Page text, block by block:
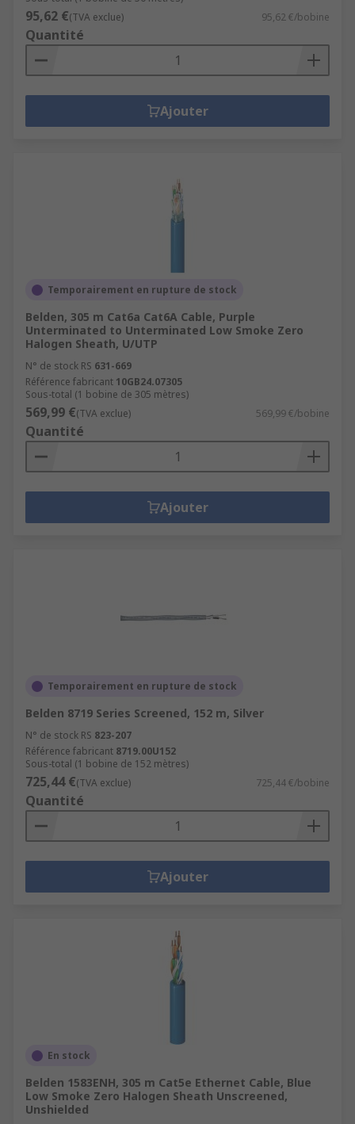
95,62 €(TVA exclue) 95,62 €/bobine
Quantité
Ajouter
Temporairement en rupture de stock
Belden, 305 m Cat6a Cat6A Cable, Purple
Unterminated to Unterminated Low Smoke Zero
Halogen Sheath, U/UTP
N° de stock RS 631-669
Référence fabricant 10GB24.07305
Sous-total (1 bobine de 305 mètres)
569,99 €(TVA exclue) 569,99 €/bobine
Quantité
Ajouter
Temporairement en rupture de stock
Belden 8719 Series Screened, 152 m, Silver
N° de stock RS 823-207
Référence fabricant 8719.00U152
Sous-total (1 bobine de 152 mètres)
725,44 €(TVA exclue) 725,44 €/bobine
Quantité
Ajouter
En stock
Belden 1583ENH, 305 m Cat5e Ethernet Cable, Blue
Low Smoke Zero Halogen Sheath Unscreened,
Unshielded